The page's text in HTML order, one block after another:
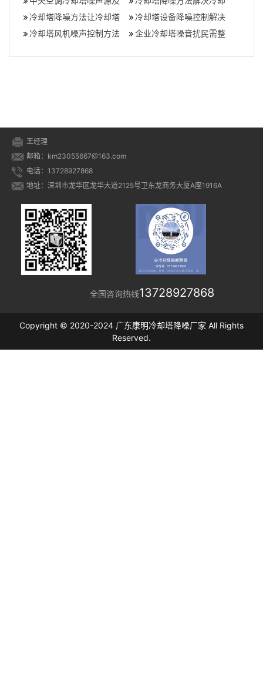
调声音大不算
本
降噪控制方法,中央空调冷
却塔噪音扰
塔噪音问题,冷却塔如何降
低噪音
冷却塔降噪方法让冷却塔
“安静”？,静凉冷却塔
冷却塔设备降噪控制解决
方案,冷却塔噪声治理
冷却塔风机噪声控制方法
企业冷却塔噪音扰民需整
王经理
邮箱：km23055667@163.com
电话：13728927868
地址：深圳市龙华区龙华大道2125号卫东龙商务大厦A座1916A
全国咨询热线13728927868
Copyright © 2020-2024 广东康明冷却塔降噪厂家 All Rights
Reserved.